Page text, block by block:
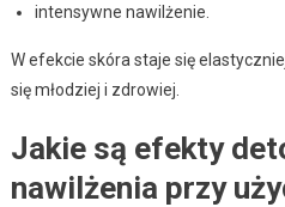
intensywne nawilżenie.
W efekcie skóra staje się
się młodziej i zdrowiej.
Jakie są efekty
nawilżenia przy